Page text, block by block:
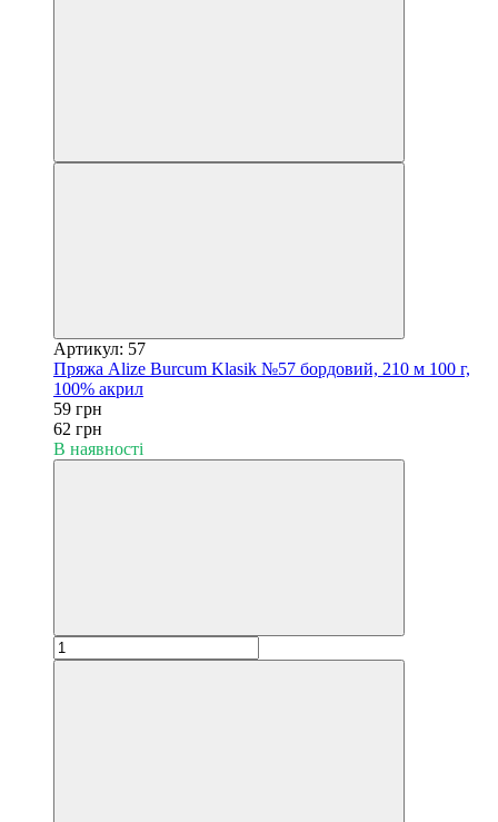
Артикул: 57
Пряжа Alize Burcum Klasik №57 бордовий, 210 м 100 г,
100% акрил
59 грн
62 грн
В наявності